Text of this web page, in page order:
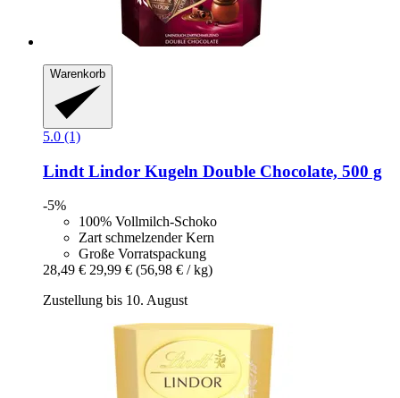
Warenkorb
5.0 (1)
Lindt Lindor Kugeln Double Chocolate, 500 g
-5%
100% Vollmilch-Schoko
Zart schmelzender Kern
Große Vorratspackung
28,49 € 29,99 € (56,98 € / kg)
Zustellung bis 10. August